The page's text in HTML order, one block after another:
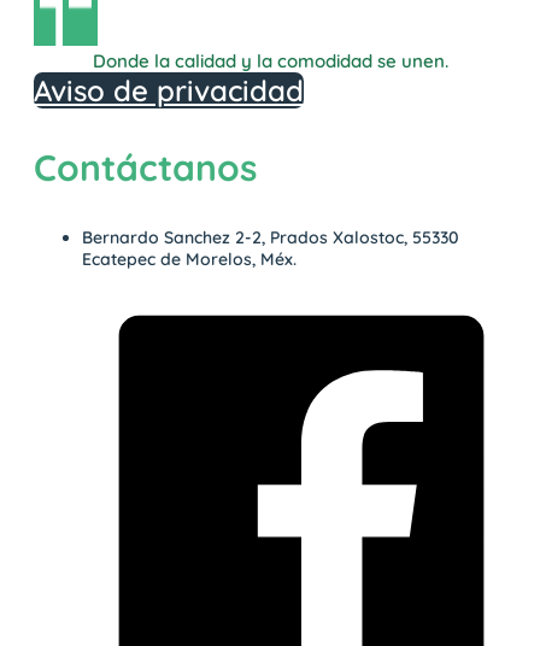
Donde la calidad y la comodidad se unen.
Aviso de privacidad
Contáctanos
Bernardo Sanchez 2-2, Prados Xalostoc, 55330
Ecatepec de Morelos, Méx.